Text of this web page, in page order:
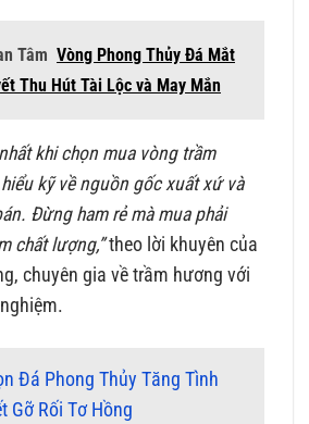
Tâm Vòng Phong Thủy Đá Mắt
Thu Hút Tài Lộc và May Mắn
khi chọn mua vòng trầm
kỹ về nguồn gốc xuất xứ và
Đừng ham rẻ mà mua phải
chất lượng,”theo lời khuyên của
chuyên gia về trầm hương với
Đá Phong Thủy Tăng Tình
Gỡ Rối Tơ Hồng